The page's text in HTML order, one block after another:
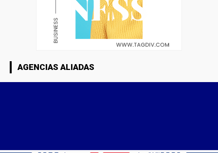
AGENCIAS ALIADAS